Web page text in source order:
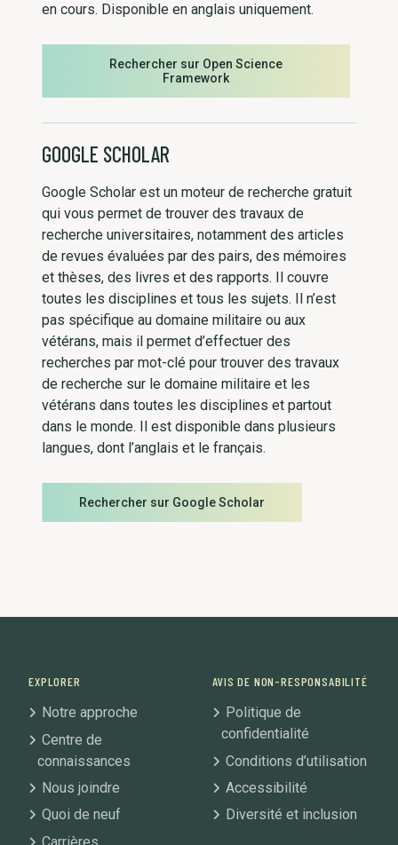
en cours. Disponible en anglais uniquement.
Rechercher sur Open Science
Framework
GOOGLE SCHOLAR
Google Scholar est un moteur de recherche gratuit
qui vous permet de trouver des travaux de
recherche universitaires, notamment des articles
de revues évaluées par des pairs, des mémoires
et thèses, des livres et des rapports. Il couvre
toutes les disciplines et tous les sujets. Il n’est
pas spécifique au domaine militaire ou aux
vétérans, mais il permet d’effectuer des
recherches par mot-clé pour trouver des travaux
de recherche sur le domaine militaire et les
vétérans dans toutes les disciplines et partout
dans le monde. Il est disponible dans plusieurs
langues, dont l’anglais et le français.
Rechercher sur Google Scholar
EXPLORER
Notre approche
Centre de
connaissances
Nous joindre
Quoi de neuf
AVIS DE NON-RESPONSABILITÉ
Politique de
confidentialité
Conditions d’utilisation
Accessibilité
Diversité et inclusion